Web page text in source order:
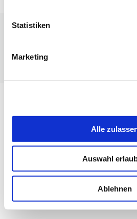
Statistiken
Marketing
Alle
Auswahl
Ablehnen
Eine Initiative des Parlaments